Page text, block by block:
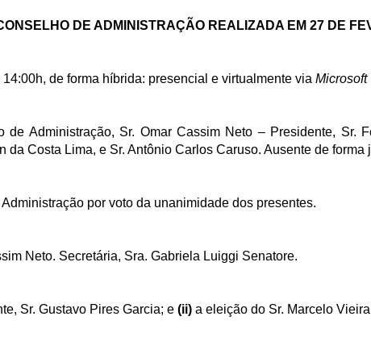
DE ADMINISTRAÇÃO REALIZADA EM 27 DE
de forma híbrida: presencial e virtualmente viaMicrosoft
de Administração, Sr. Omar Cassim Neto – Presidente, Sr.
Costa Lima, e Sr. Antônio Carlos Caruso. Ausente de
por voto da unanimidade dos presentes.
Neto. Secretária, Sra. Gabriela Luiggi Senatore.
Sr. Gustavo Pires Garcia; e(ii) a eleição do Sr. Marcelo